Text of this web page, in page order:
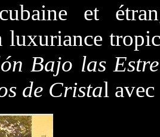
et
luxuriance
Bajo las
de Cristal avec